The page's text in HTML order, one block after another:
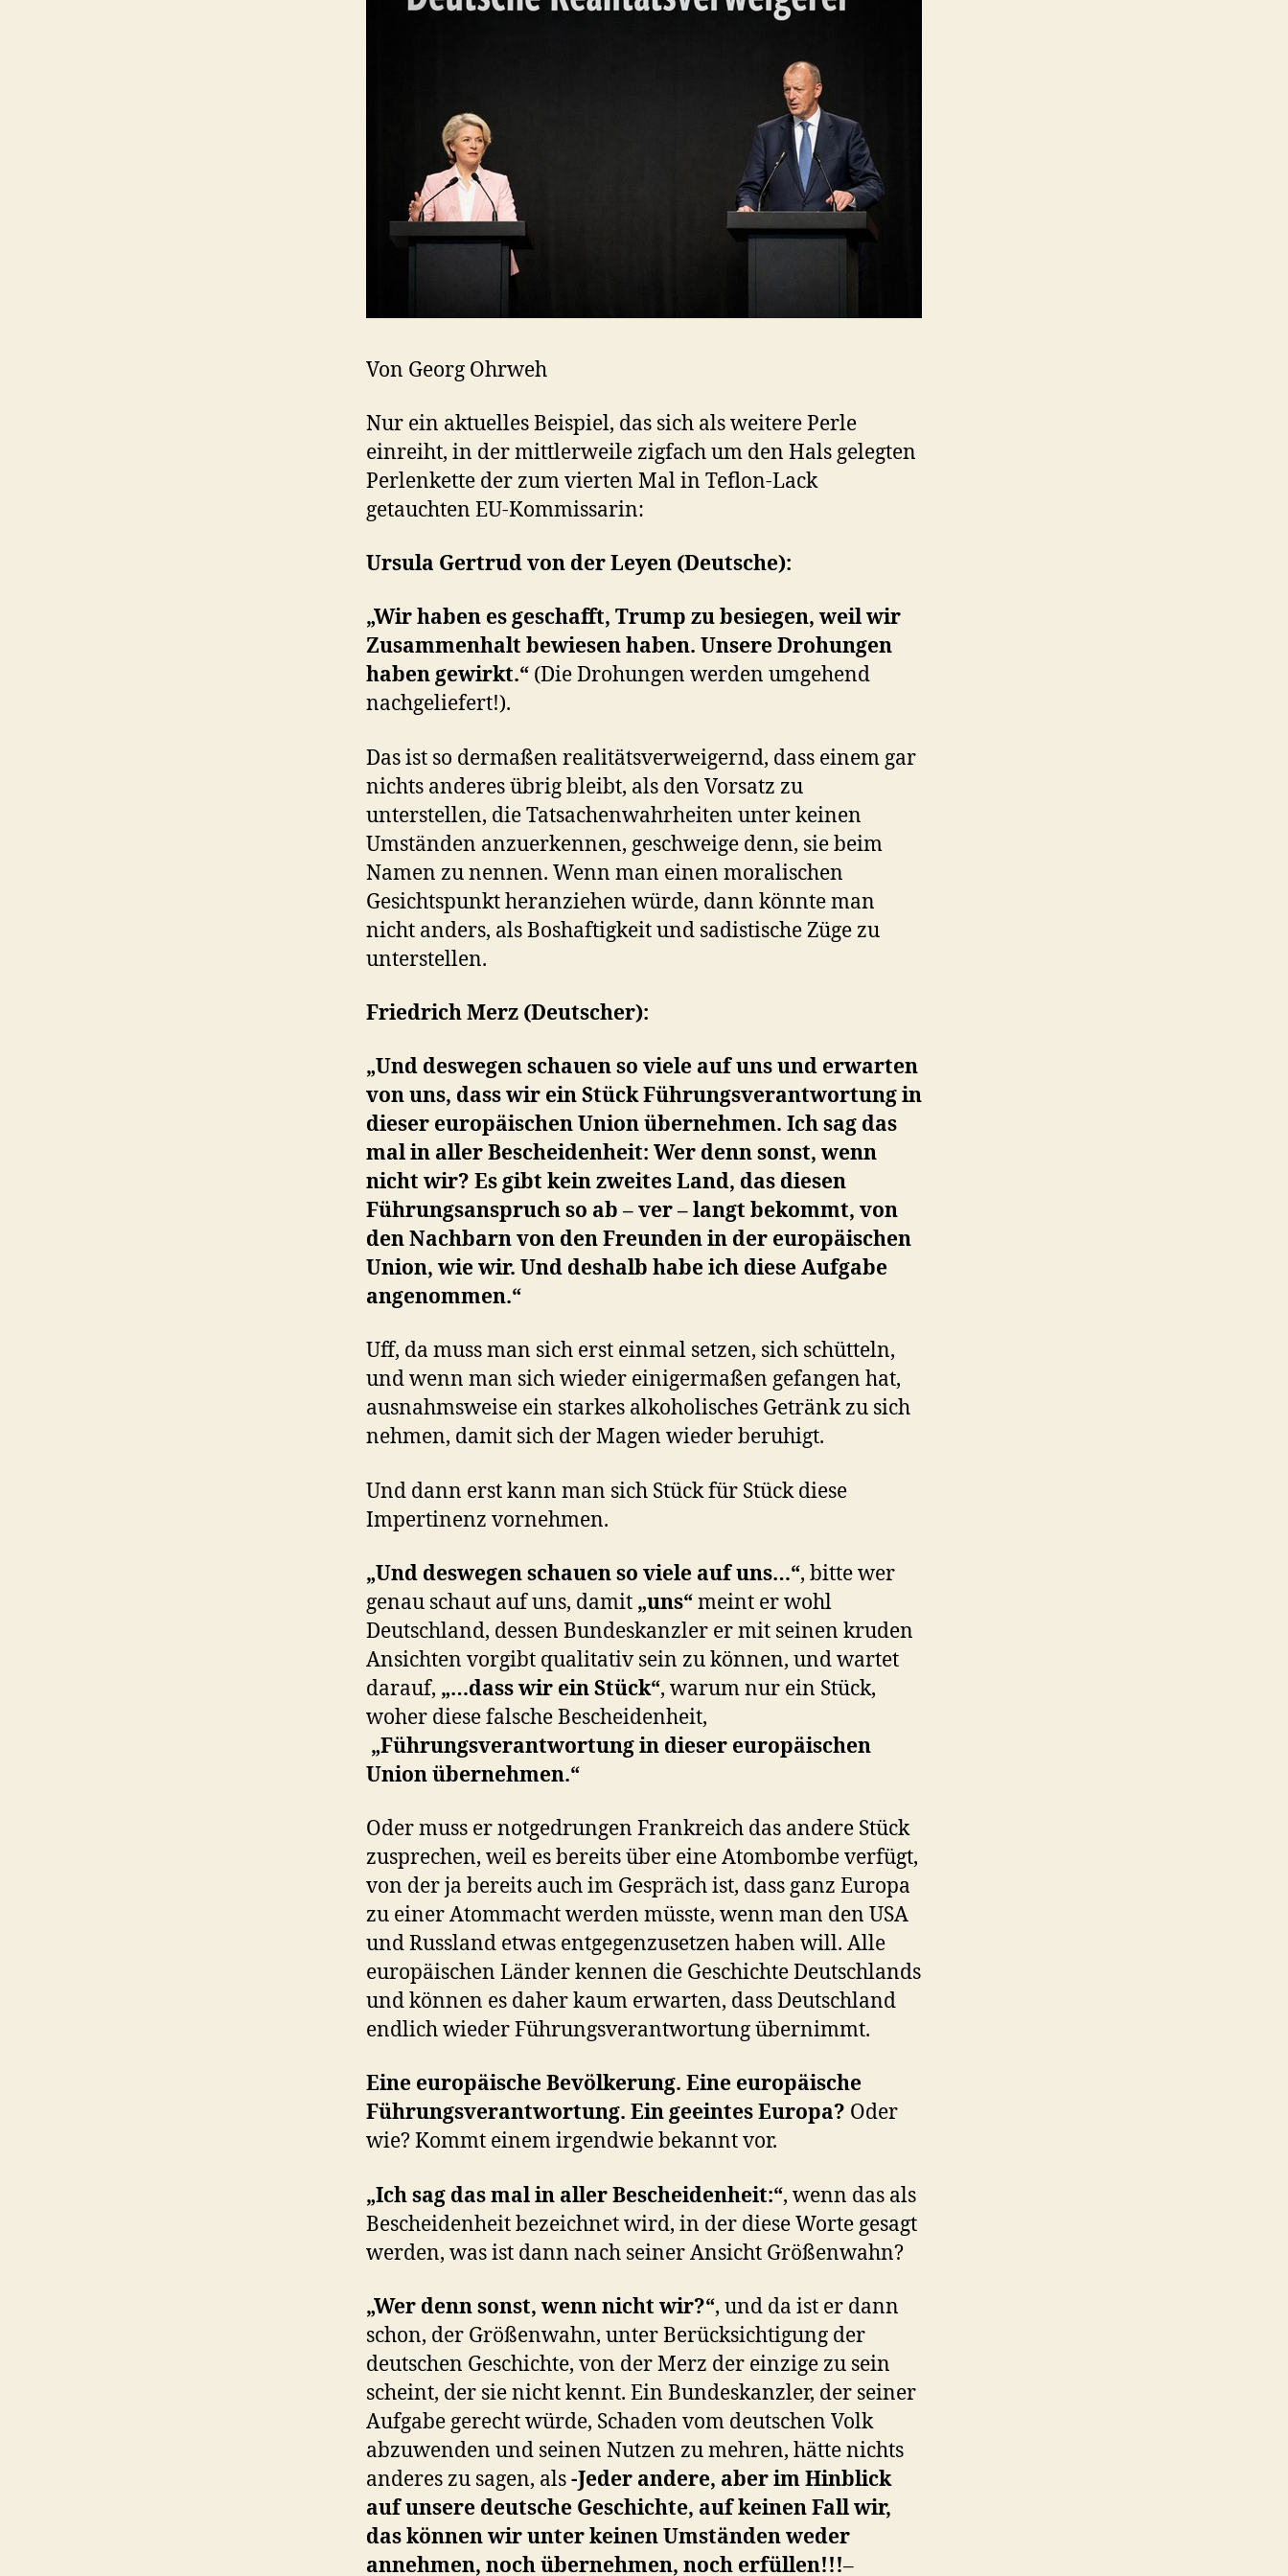
Von Georg Ohrweh
Nur ein aktuelles Beispiel, das sich als weitere Perle
einreiht, in der mittlerweile zigfach um den Hals gelegten
Perlenkette der zum vierten Mal in Teflon-Lack
getauchten EU-Kommissarin:
Ursula Gertrud von der Leyen (Deutsche):
„Wir haben es geschafft, Trump zu besiegen, weil wir
Zusammenhalt bewiesen haben. Unsere Drohungen
haben gewirkt.“ (Die Drohungen werden umgehend
nachgeliefert!).
Das ist so dermaßen realitätsverweigernd, dass einem gar
nichts anderes übrig bleibt, als den Vorsatz zu
unterstellen, die Tatsachenwahrheiten unter keinen
Umständen anzuerkennen, geschweige denn, sie beim
Namen zu nennen. Wenn man einen moralischen
Gesichtspunkt heranziehen würde, dann könnte man
nicht anders, als Boshaftigkeit und sadistische Züge zu
unterstellen.
Friedrich Merz (Deutscher):
„Und deswegen schauen so viele auf uns und erwarten
von uns, dass wir ein Stück Führungsverantwortung in
dieser europäischen Union übernehmen. Ich sag das
mal in aller Bescheidenheit: Wer denn sonst, wenn
nicht wir? Es gibt kein zweites Land, das diesen
Führungsanspruch so ab – ver – langt bekommt, von
den Nachbarn von den Freunden in der europäischen
Union, wie wir. Und deshalb habe ich diese Aufgabe
angenommen.“
Uff, da muss man sich erst einmal setzen, sich schütteln,
und wenn man sich wieder einigermaßen gefangen hat,
ausnahmsweise ein starkes alkoholisches Getränk zu sich
nehmen, damit sich der Magen wieder beruhigt.
Und dann erst kann man sich Stück für Stück diese
Impertinenz vornehmen.
„Und deswegen schauen so viele auf uns…“, bitte wer
genau schaut auf uns, damit „uns“meint er wohl
Deutschland, dessen Bundeskanzler er mit seinen kruden
Ansichten vorgibt qualitativ sein zu können, und wartet
darauf, „…dass wir ein Stück“, warum nur ein Stück,
woher diese falsche Bescheidenheit,
„Führungsverantwortung in dieser europäischen
Union übernehmen.“
Oder muss er notgedrungen Frankreich das andere Stück
zusprechen, weil es bereits über eine Atombombe verfügt,
von der ja bereits auch im Gespräch ist, dass ganz Europa
zu einer Atommacht werden müsste, wenn man den USA
und Russland etwas entgegenzusetzen haben will. Alle
europäischen Länder kennen die Geschichte Deutschlands
und können es daher kaum erwarten, dass Deutschland
endlich wieder Führungsverantwortung übernimmt.
Eine europäische Bevölkerung. Eine europäische
Führungsverantwortung. Ein geeintes Europa? Oder
wie? Kommt einem irgendwie bekannt vor.
„Ich sag das mal in aller Bescheidenheit:“, wenn das als
Bescheidenheit bezeichnet wird, in der diese Worte gesagt
werden, was ist dann nach seiner Ansicht Größenwahn?
„Wer denn sonst, wenn nicht wir?“, und da ist er dann
schon, der Größenwahn, unter Berücksichtigung der
deutschen Geschichte, von der Merz der einzige zu sein
scheint, der sie nicht kennt. Ein Bundeskanzler, der seiner
Aufgabe gerecht würde, Schaden vom deutschen Volk
abzuwenden und seinen Nutzen zu mehren, hätte nichts
anderes zu sagen, als-Jeder andere, aber im Hinblick
auf unsere deutsche Geschichte, auf keinen Fall wir,
das können wir unter keinen Umständen weder
annehmen, noch übernehmen, noch erfüllen!!!–